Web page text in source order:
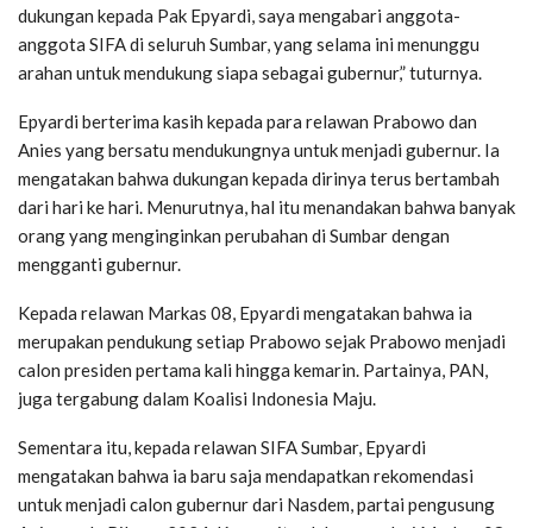
dukungan kepada Pak Epyardi, saya mengabari anggota-
anggota SIFA di seluruh Sumbar, yang selama ini menunggu
arahan untuk mendukung siapa sebagai gubernur,” tuturnya.
Epyardi berterima kasih kepada para relawan Prabowo dan
Anies yang bersatu mendukungnya untuk menjadi gubernur. Ia
mengatakan bahwa dukungan kepada dirinya terus bertambah
dari hari ke hari. Menurutnya, hal itu menandakan bahwa banyak
orang yang menginginkan perubahan di Sumbar dengan
mengganti gubernur.
Kepada relawan Markas 08, Epyardi mengatakan bahwa ia
merupakan pendukung setiap Prabowo sejak Prabowo menjadi
calon presiden pertama kali hingga kemarin. Partainya, PAN,
juga tergabung dalam Koalisi Indonesia Maju.
Sementara itu, kepada relawan SIFA Sumbar, Epyardi
mengatakan bahwa ia baru saja mendapatkan rekomendasi
untuk menjadi calon gubernur dari Nasdem, partai pengusung